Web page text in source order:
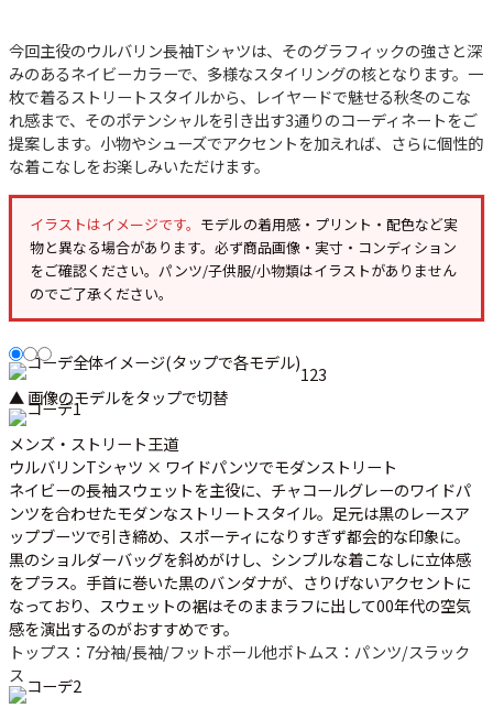
今回主役のウルバリン長袖Tシャツは、そのグラフィックの強さと深
みのあるネイビーカラーで、多様なスタイリングの核となります。一
枚で着るストリートスタイルから、レイヤードで魅せる秋冬のこな
れ感まで、そのポテンシャルを引き出す3通りのコーディネートをご
提案します。小物やシューズでアクセントを加えれば、さらに個性的
な着こなしをお楽しみいただけます。
イラストはイメージです。 モデルの着用感・プリント・配色など実
物と異なる場合があります。必ず商品画像・実寸・コンディション
をご確認ください。パンツ/子供服/小物類はイラストがありません
のでご了承ください。
123
▲ 画像のモデルをタップで切替
メンズ・ストリート王道
ウルバリンTシャツ × ワイドパンツでモダンストリート
ネイビーの長袖スウェットを主役に、チャコールグレーのワイドパ
ンツを合わせたモダンなストリートスタイル。足元は黒のレースア
ップブーツで引き締め、スポーティになりすぎず都会的な印象に。
黒のショルダーバッグを斜めがけし、シンプルな着こなしに立体感
をプラス。手首に巻いた黒のバンダナが、さりげないアクセントに
なっており、スウェットの裾はそのままラフに出して00年代の空気
感を演出するのがおすすめです。
トップス：7分袖/長袖/フットボール他ボトムス：パンツ/スラック
ス